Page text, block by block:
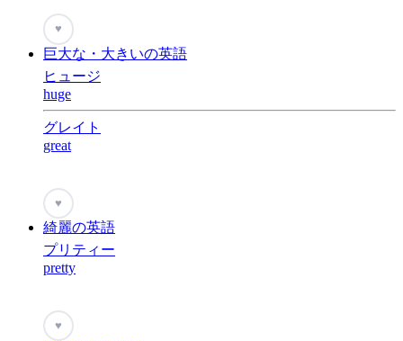
♥
巨大な・大きいの英語
ヒュージ
huge
グレイト
great
♥
綺麗の英語
プリティー
pretty
♥